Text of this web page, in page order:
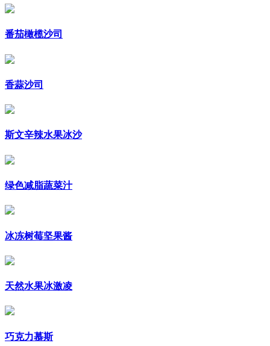
番茄橄榄沙司
香蒜沙司
斯文辛辣水果冰沙
绿色减脂蔬菜汁
冰冻树莓坚果酱
天然水果冰激凌
巧克力慕斯